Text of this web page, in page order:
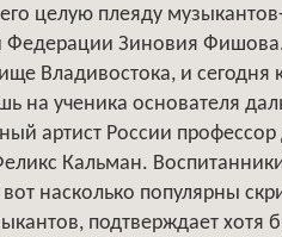
целую плеяду
Федерации Зиновия
Владивостока, и сегодня
на ученика основателя
артист России
Кальман.
насколько популярны
подтверждает хотя